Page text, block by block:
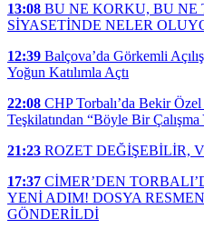
13:08 BU NE KORKU, BU NE
SİYASETİNDE NELER
12:39 Balçova’da Görkemli
Yoğun Katılımla Açtı
22:08 CHP Torbalı’da Bekir
Teşkilatından “Böyle Bir Çalışma
21:23 ROZET DEĞİŞEBİLİR,
17:37 CİMER’DEN
YENİ ADIM! DOSYA
GÖNDERİLDİ